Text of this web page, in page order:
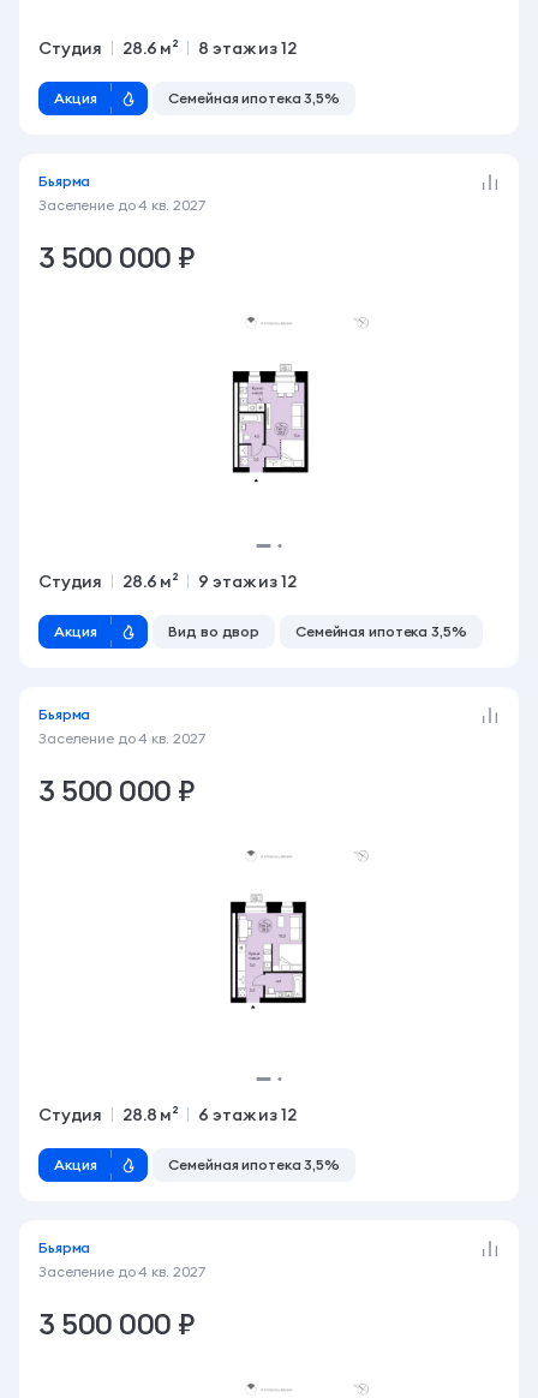
Студия 28.6 м² 8 этаж из 12
Акция Семейная ипотека 3,5%
Бьярма
Заселение до4 кв. 2027
3 500 000 ₽
Студия 28.6 м² 9 этаж из 12
Акция Вид во двор Семейная ипотека 3,5%
Бьярма
Заселение до4 кв. 2027
3 500 000 ₽
Студия 28.8 м² 6 этаж из 12
Акция Семейная ипотека 3,5%
Бьярма
Заселение до4 кв. 2027
3 500 000 ₽